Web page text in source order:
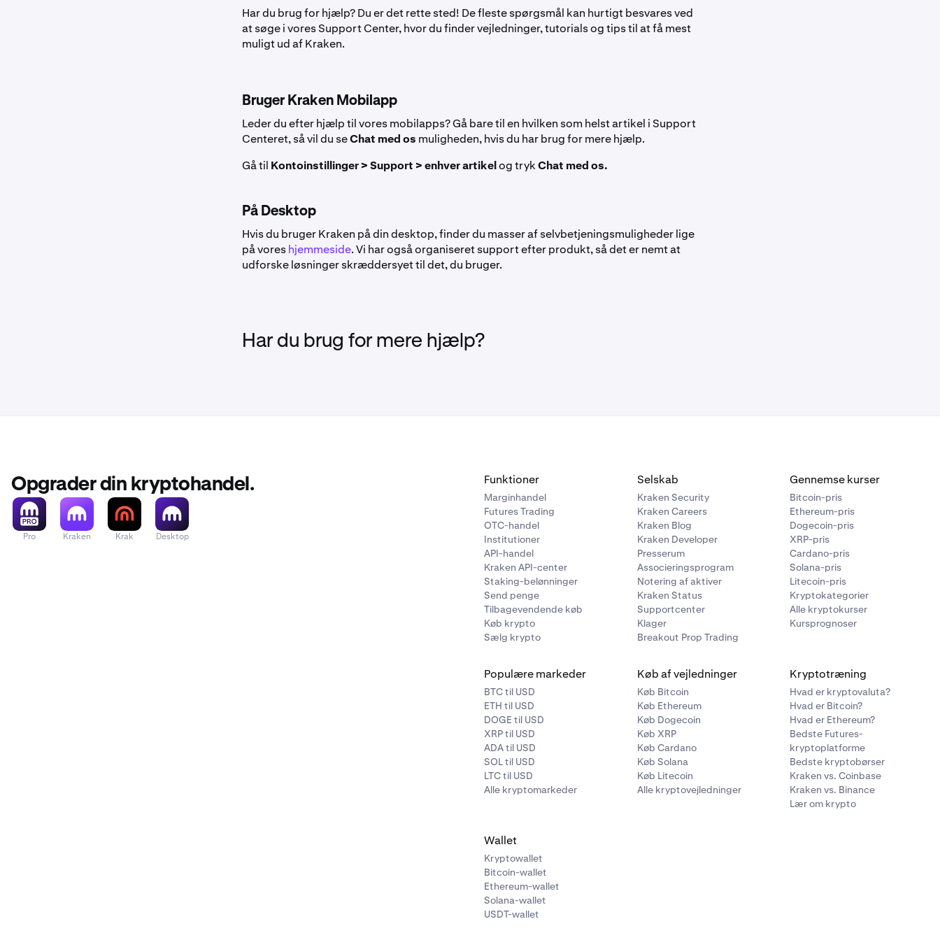
Har du brug for hjælp? Du er det rette sted! De fleste spørgsmål kan hurtigt besvares ved
at søge i vores Support Center, hvor du finder vejledninger, tutorials og tips til at få mest
muligt ud af Kraken.
Bruger Kraken Mobilapp
Leder du efter hjælp til vores mobilapps? Gå bare til en hvilken som helst artikel i Support
Centeret, så vil du seChat med os muligheden, hvis du har brug for mere hjælp.
Gå til Kontoinstillinger > Support > enhver artikelog trykChat med os.
På Desktop
Hvis du bruger Kraken på din desktop, finder du masser af selvbetjeningsmuligheder lige
på voreshjemmeside. Vi har også organiseret support efter produkt, så det er nemt at
udforske løsninger skræddersyet til det, du bruger.
Har du brug for mere hjælp?
Opgrader din kryptohandel.
Pro Kraken Krak Desktop
Funktioner
Marginhandel
Futures Trading
OTC-handel
Institutioner
API-handel
Kraken API-center
Staking-belønninger
Send penge
Tilbagevendende køb
Køb krypto
Sælg krypto
Selskab
Kraken Security
Kraken Careers
Kraken Blog
Kraken Developer
Presserum
Associeringsprogram
Notering af aktiver
Kraken Status
Supportcenter
Klager
Breakout Prop Trading
Gennemse kurser
Bitcoin-pris
Ethereum-pris
Dogecoin-pris
XRP-pris
Cardano-pris
Solana-pris
Litecoin-pris
Kryptokategorier
Alle kryptokurser
Kursprognoser
Populære markeder
BTC til USD
ETH til USD
DOGE til USD
XRP til USD
ADA til USD
SOL til USD
LTC til USD
Alle kryptomarkeder
Køb af vejledninger
Køb Bitcoin
Køb Ethereum
Køb Dogecoin
Køb XRP
Køb Cardano
Køb Solana
Køb Litecoin
Alle kryptovejledninger
Kryptotræning
Hvad er kryptovaluta?
Hvad er Bitcoin?
Hvad er Ethereum?
Bedste Futures-
kryptoplatforme
Bedste kryptobørser
Kraken vs. Coinbase
Kraken vs. Binance
Lær om krypto
Wallet
Kryptowallet
Bitcoin-wallet
Ethereum-wallet
Solana-wallet
USDT-wallet